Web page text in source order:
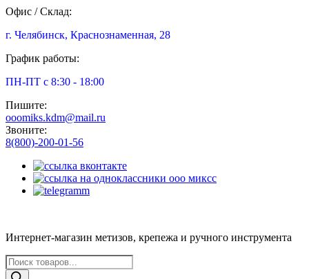
Офис / Склад:
г. Челябинск, Краснознаменная, 28
График работы:
ПН-ПТ с 8:30 - 18:00
Пишите:
ooomiks.kdm@mail.ru
Звоните:
8(800)-200-01-56
Интернет-магазин метизов, крепежа и ручного инструмента
Поиск
товаров